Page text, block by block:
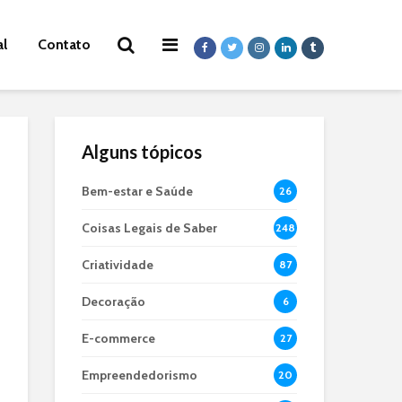
Contato
Alguns tópicos
Bem-estar e Saúde 26
Coisas Legais de Saber 248
Criatividade 87
Decoração 6
E-commerce 27
Empreendedorismo 20